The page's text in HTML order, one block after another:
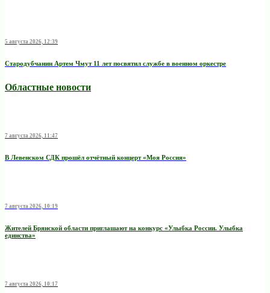
5 августа 2026, 12:39
Стародубчанин Артем Чмут 11 лет посвятил службе в военном оркестре
Областные новости
7 августа 2026, 11:47
В Левенском СДК прошёл отчётный концерт «Моя Россия»
7 августа 2026, 10:19
Жителей Брянской области приглашают на конкурс «Улыбка России. Улыбка
единства»
7 августа 2026, 10:17